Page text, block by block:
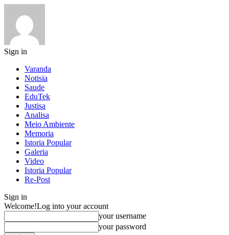
Sign in
Varanda
Notisia
Saude
EduTek
Justisa
Analisa
Meio Ambiente
Memoria
Istoria Popular
Galeria
Video
Istoria Popular
Re-Post
Sign in
Welcome!Log into your account
your username
your password